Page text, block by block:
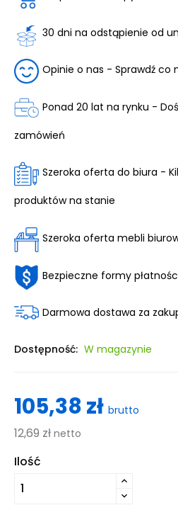
30 dni na odstąpienie od
Opinie o nas - Sprawdź co
Ponad 20 lat na rynku -
zamówień
Szeroka oferta do biura -
produktów na stanie
Szeroka oferta mebli
Bezpieczne formy
Darmowa dostawa za
Dostępność: W magazynie
105,38 zł brutto
12,69 zł netto
Ilość